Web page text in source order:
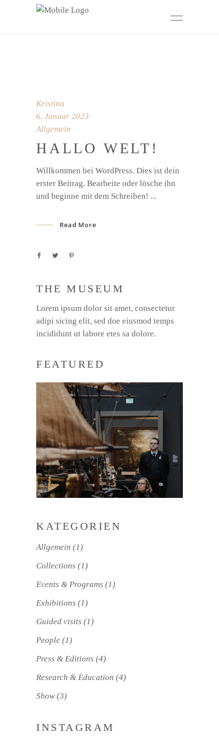
Kristina
6. Januar 2023
Allgemein
HALLO WELT!
Willkommen bei WordPress. Dies ist dein
erster Beitrag. Bearbeite oder lösche ihn
und beginne mit dem Schreiben!
Read More
THE MUSEUM
Lorem ipsum dolor sit amet, consectetur
adipi sicing elit, sed doe eiusmod temps
incididunt ut labore etes sa dolore.
FEATURED
KATEGORIEN
Allgemein (1)
Collections (1)
Events & Programs (1)
Exhibitions (1)
Guided visits (1)
People (1)
Press & Editions (4)
Research & Education (4)
Show (3)
INSTAGRAM